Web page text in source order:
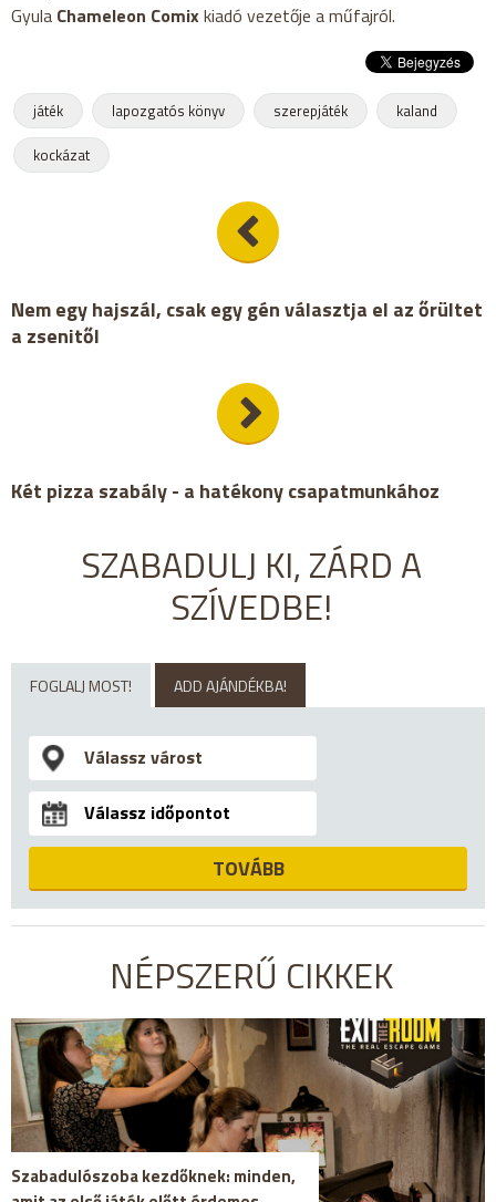
Gyula Chameleon Comixkiadó vezetője a műfajról.
játék lapozgatós könyv szerepjáték
kaland
kockázat
Nem egy hajszál, csak egy gén választja el az őrültet
a zsenitől
Két pizza szabály - a hatékony csapatmunkához
SZABADULJ KI, ZÁRD A
SZÍVEDBE!
FOGLALJ MOST! ADD AJÁNDÉKBA!
TOVÁBB
NÉPSZERŰ CIKKEK
Szabadulószoba kezdőknek: minden,